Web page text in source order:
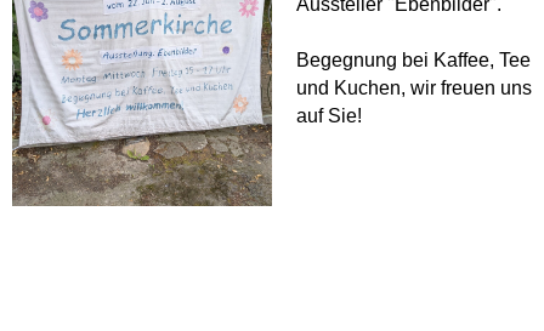
Begegnung bei Kaffee, Tee
und Kuchen, wir freuen uns
auf Sie!